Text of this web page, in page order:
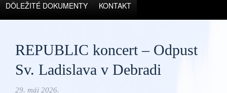
DÔLEŽITÉ DOKUMENTY KONTAKT
REPUBLIC koncert – Odpust
Sv. Ladislava v Debradi
29. máj 2026.